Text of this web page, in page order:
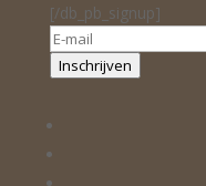
[/db_pb_signup]
Inschrijven